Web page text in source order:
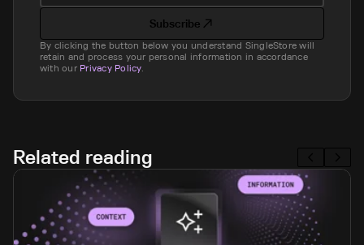
Subscribe
By clicking the button below you understand SingleStore will
retain and process your personal information in accordance
with our Privacy Policy.
Related reading